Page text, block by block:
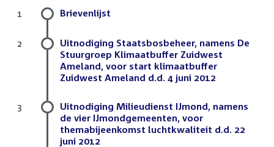
Brievenlijst
1
Uitnodiging Staatsbosbeheer, namens De
Stuurgroep Klimaatbuffer Zuidwest
Ameland, voor start klimaatbuffer
Zuidwest Ameland d.d. 4 juni 2012
2
Uitnodiging Milieudienst IJmond, namens
de vier IJmondgemeenten, voor
themabijeenkomst luchtkwaliteit d.d. 22
juni 2012
3